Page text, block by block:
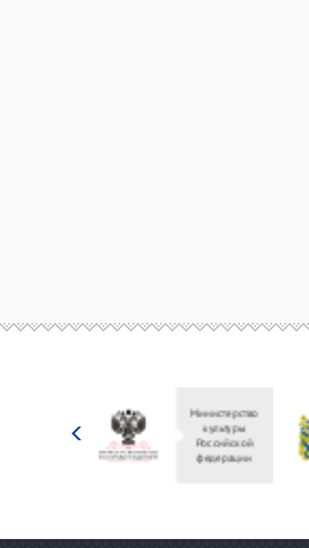
Министерство
культуры
Российской
федерации